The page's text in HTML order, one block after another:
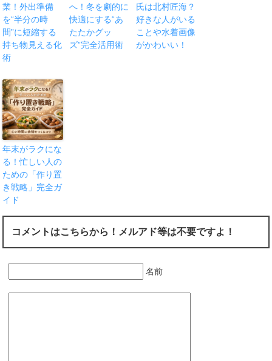
業！外出準備
を“半分の時
間”に短縮する
持ち物見える化
術
へ！冬を劇的に
快適にする“あ
たたかグッ
ズ”完全活用術
氏は北村匠海？
好きな人がいる
ことや水着画像
がかわいい！
年末がラクにな
る！忙しい人の
ための「作り置
き戦略」完全ガ
イド
コメントはこちらから！メルアド等は不要ですよ！
名前